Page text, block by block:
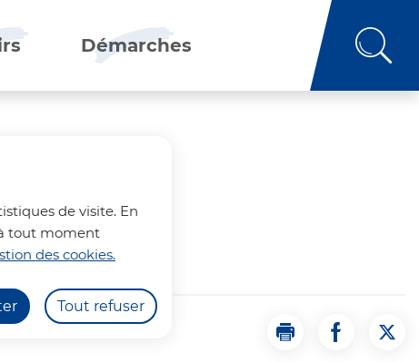
de visite. En
tout moment
des cookies.
Tout refuser
Démarches
Imprimer la page
Partager la